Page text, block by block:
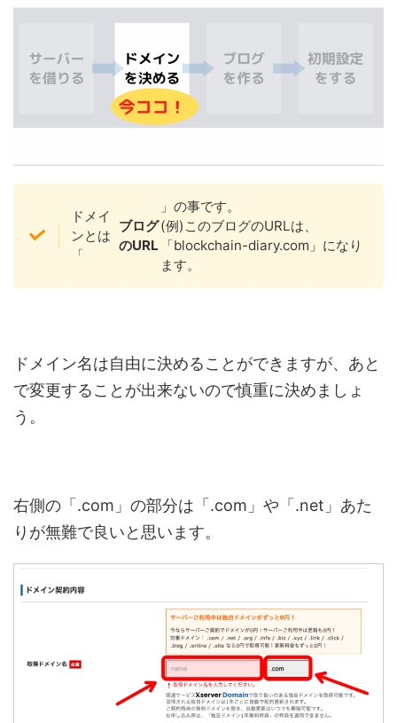
ドメイ
ンとは
「
ブログ
のURL
」の事です。
(例)このブログのURLは、
「blockchain-diary.com」になり
ます。
ドメイン名は自由に決めることができますが、あと
で変更することが出来ないので慎重に決めましょ
う。
右側の「.com」の部分は「.com」や「.net」あた
りが無難で良いと思います。